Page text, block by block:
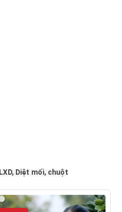
Diệt mối, chuột